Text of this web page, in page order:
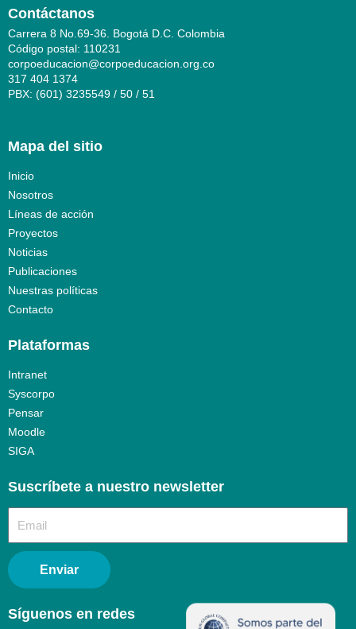
Contáctanos
Carrera 8 No.69-36. Bogotá D.C. Colombia
Código postal: 110231
corpoeducacion@corpoeducacion.org.co
317 404 1374
PBX: (601) 3235549 / 50 / 51
Mapa del sitio
Inicio
Nosotros
Líneas de acción
Proyectos
Noticias
Publicaciones
Nuestras políticas
Contacto
Plataformas
Intranet
Syscorpo
Pensar
Moodle
SIGA
Suscríbete a nuestro newsletter​
Enviar
Síguenos en redes